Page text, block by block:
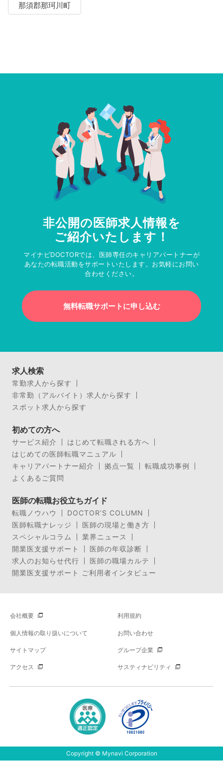
那須郡那珂川町
非公開の医師求人情報を
ご紹介いたします！
マイナビDOCTORでは、医師専任のキャリアパートナーが
あなたの転職活動をサポートいたします。お気軽にお問い
合わせください。
無料転職サポートに申し込む
求人検索
常勤求人から探す
非常勤（アルバイト）求人から探す
スポット求人から探す
初めての方へ
サービス紹介
はじめて転職される方へ
はじめての医師転職マニュアル
キャリアパートナー紹介
拠点一覧
転職成功事例
よくあるご質問
医師の転職お役立ちガイド
転職ノウハウ
DOCTOR’S COLUMN
医師転職ナレッジ
医師の現場と働き方
スペシャルコラム
業界ニュース
開業医支援サポート
医師の年収診断
求人のお知らせ代行
医師の職場カルテ
開業医支援サポート ご利用者インタビュー
会社概要 利用規約
個人情報の取り扱いについて お問い合わせ
サイトマップ グループ企業
アクセス サスティナビリティ
Copyright © Mynavi Corporation